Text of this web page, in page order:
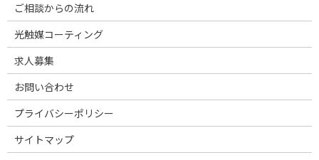
ご相談からの流れ
光触媒コーティング
求人募集
お問い合わせ
プライバシーポリシー
サイトマップ